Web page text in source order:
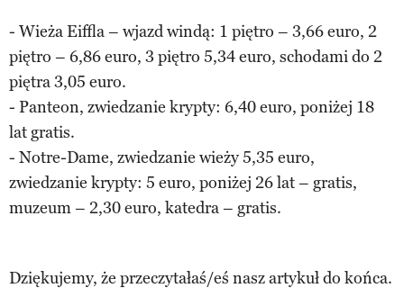
- Wieża Eiffla – wjazd windą: 1 piętro – 3,66 euro, 2
piętro – 6,86 euro, 3 piętro 5,34 euro, schodami do 2
piętra 3,05 euro.
- Panteon, zwiedzanie krypty: 6,40 euro, poniżej 18
lat gratis.
- Notre-Dame, zwiedzanie wieży 5,35 euro,
zwiedzanie krypty: 5 euro, poniżej 26 lat – gratis,
muzeum – 2,30 euro, katedra – gratis.
Dziękujemy, że przeczytałaś/eś nasz artykuł do końca.